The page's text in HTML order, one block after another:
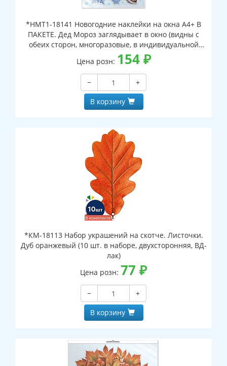
*НМТ1-18141 Новогодние наклейки на окна А4+ В
ПАКЕТЕ. Дед Мороз заглядывает в окно (видны с
обеих сторон, многоразовые, в индивидуальной
упаковке, с европодвесом и клеевым клапаном)
Цена розн: 154₽
−
+
В корзину
*КМ-18113 Набор украшений на скотче. Листочки.
Дуб оранжевый (10 шт. в наборе, двухсторонняя, ВД-
лак)
Цена розн: 77 ₽
−
+
В корзину